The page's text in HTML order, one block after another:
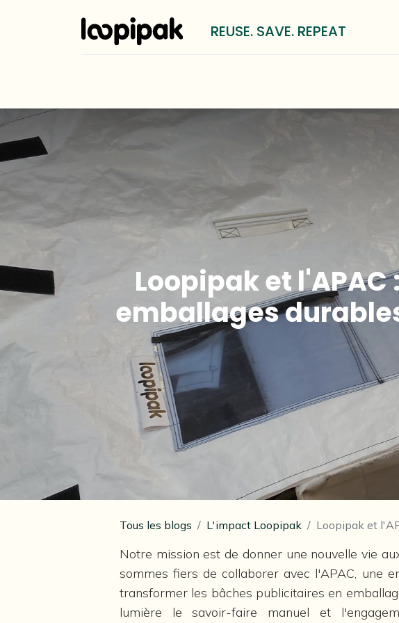
REUSE. SAVE. REPEAT
Loopipak et
emballages
Tous les blogs L'impact Loopipak Loopipak et l'APAC : Des
Notre mission est de donner une nouvelle vie
sommes fiers de collaborer avec l'APAC, une
transformer les bâches publicitaires en
lumière le savoir-faire manuel et